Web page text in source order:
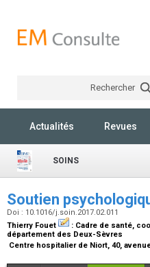
Rechercher
Actualités Revues
SOINS
Soutien
Doi : 10.1016/j.soin.2017.02.011
Thierry Fouet
: Cadre de santé,
département des Deux-Sèvres
Centre hospitalier de Niort, 40,